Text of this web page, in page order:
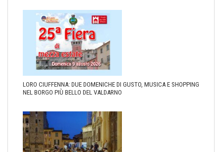
LORO CIUFFENNA: DUE DOMENICHE DI GUSTO, MUSICA E SHOPPING
NEL BORGO PIÙ BELLO DEL VALDARNO